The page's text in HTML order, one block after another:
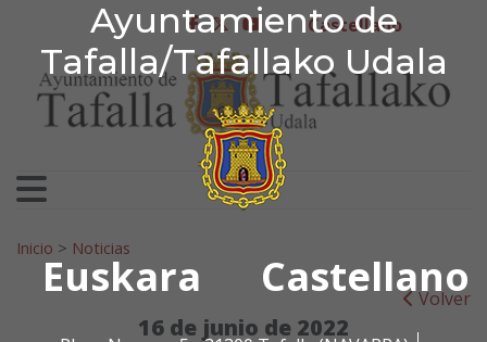
Ayuntamiento de
Tafalla/Tafallako Udala
Euskara Castellano
Ir al contenido
Ayuntamiento de
facebook
twitter
youtubeCastellano
Search for:
Inicio > Noticias
Volver
16 de junio de 2022